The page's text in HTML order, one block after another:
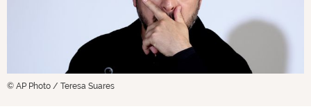
© AP Photo / Teresa Suares